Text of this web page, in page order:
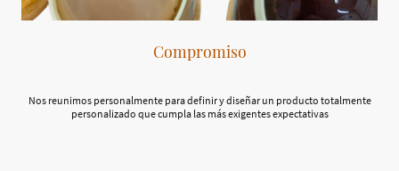
Compromiso
Nos reunimos personalmente para definir y diseñar un producto totalmente
personalizado que cumpla las más exigentes expectativas